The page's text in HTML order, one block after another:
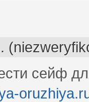
сейф